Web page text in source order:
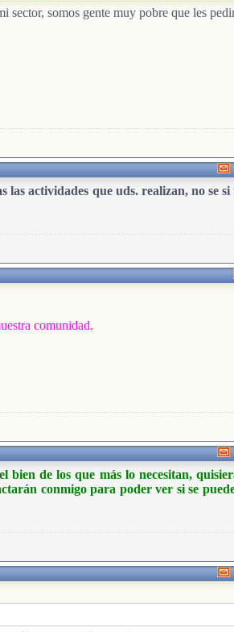
somos gente muy pobre que les
actividades que uds. realizan, no se si
comunidad.
bien de los que más lo necesitan,
conmigo para poder ver si se